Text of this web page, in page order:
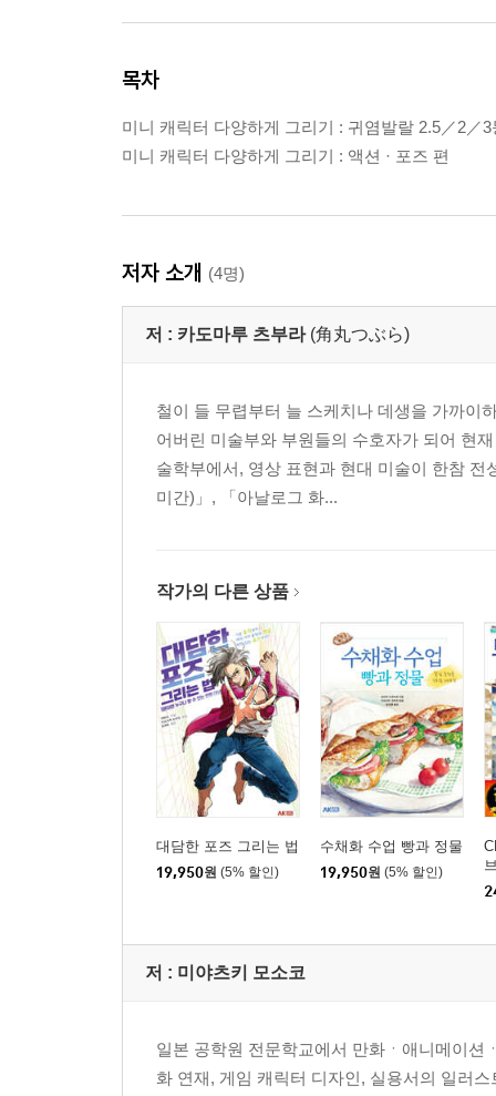
목차
미니 캐릭터 다양하게 그리기 : 귀염발랄 2.5／2／3
미니 캐릭터 다양하게 그리기 : 액션 · 포즈 편
저자 소개 (4명)
저 : 카도마루 츠부라 (角丸つぶら)
철이 들 무렵부터 늘 스케치나 데생을 가까이
어버린 미술부와 부원들의 수호자가 되어 현
술학부에서, 영상 표현과 현대 미술이 한참
미간)」, 「아날로그 화...
작가의 다른 상품
대담한 포즈 그리는 법
19,950원 (5% 할인)
수채화 수업 빵과 정물
19,950원 (5% 할인)
저 : 미야츠키 모소코
일본 공학원 전문학교에서 만화ㆍ애니메이션
화 연재, 게임 캐릭터 디자인, 실용서의 일러